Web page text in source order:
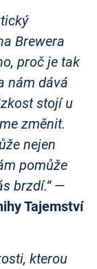
Brewera
proč je tak
nám dává
stojí u
změnit.
nejen
pomůže
brzdí.“—
Tajemství
kterou